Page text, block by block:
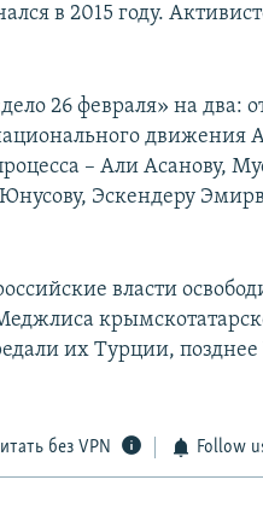
в 2015 году.
26 февраля» на два:
движения
– Али Асанову,
Эскендеру
власти
их Турции,
без VPN Follow